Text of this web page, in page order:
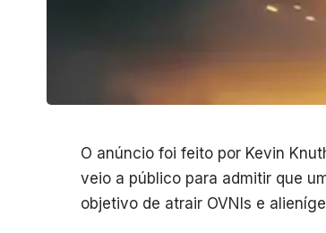
O anúncio foi feito por Kevin
veio a público para admitir que
objetivo de atrair OVNIs e